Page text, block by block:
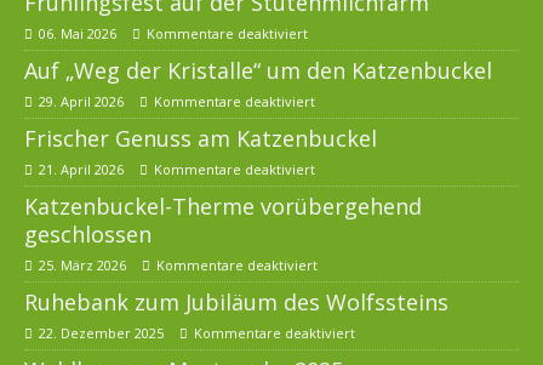
06. Mai 2026 Kommentare deaktiviert
Auf „Weg der Kristalle“ um den Katzenbuckel
29. April 2026 Kommentare deaktiviert
Frischer Genuss am Katzenbuckel
21. April 2026 Kommentare deaktiviert
Katzenbuckel-Therme vorübergehend
geschlossen
25. März 2026 Kommentare deaktiviert
Ruhebank zum Jubiläum des Wolfssteins
22. Dezember 2025 Kommentare deaktiviert